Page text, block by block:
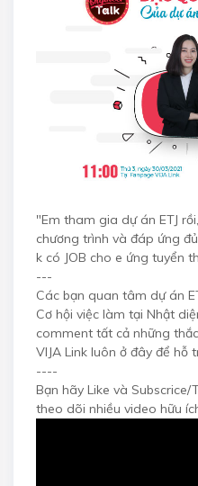
"Em tham gia dự án ETJ
chương trình và đáp ứng
k có JOB cho e ứng tuyển
---
Các bạn quan tâm dự án
Cơ hội việc làm tại Nhật
comment tất cả những
VIJA Link luôn ở đây để hỗ
----
Bạn hãy Like và Subscrice/
theo dõi nhiều video hữu